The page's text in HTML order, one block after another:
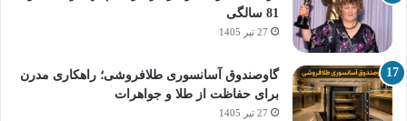
81 سالگی
27 تیر 1405
گاوصندوق آسانسوری طلافروشی؛ راهکاری مدرن
برای حفاظت از طلا و جواهرات
27 تیر 1405